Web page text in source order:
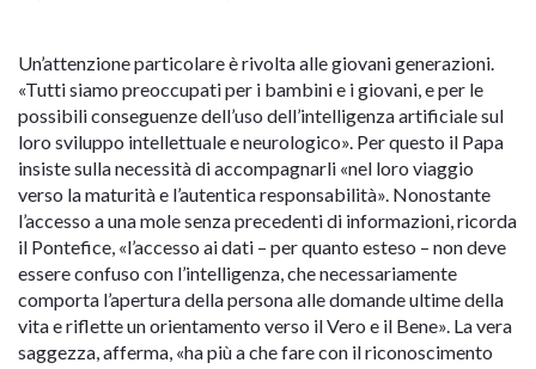
Un’attenzione particolare è rivolta alle giovani generazioni.
«Tutti siamo preoccupati per i bambini e i giovani, e per le
possibili conseguenze dell’uso dell’intelligenza artificiale sul
loro sviluppo intellettuale e neurologico». Per questo il Papa
insiste sulla necessità di accompagnarli «nel loro viaggio
verso la maturità e l’autentica responsabilità». Nonostante
l’accesso a una mole senza precedenti di informazioni, ricorda
il Pontefice, «l’accesso ai dati – per quanto esteso – non deve
essere confuso con l’intelligenza, che necessariamente
comporta l’apertura della persona alle domande ultime della
vita e riflette un orientamento verso il Vero e il Bene». La vera
saggezza, afferma, «ha più a che fare con il riconoscimento